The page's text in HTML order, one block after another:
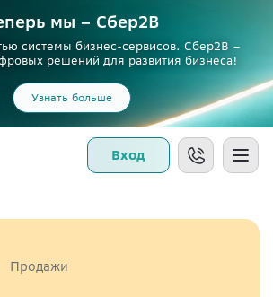
мы – Сбер2B
системы бизнес-сервисов. Сбер2В –
решений для развития бизнеса!
Узнать больше
Вход
Продажи